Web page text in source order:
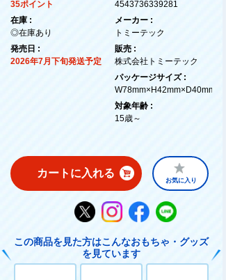
35ポイント
在庫 :
◎在庫あり
発売日 :
2026年7月下旬発送予定
4543736339281
メーカー :
トミーテック
販売 :
株式会社トミーテック
パッケージサイズ :
W78mm×H42mm×D40mm
対象年齢 :
15歳～
カートに入れる
お気に入り
この商品を見た方はこんなおもちゃ・グッズ
を見ています